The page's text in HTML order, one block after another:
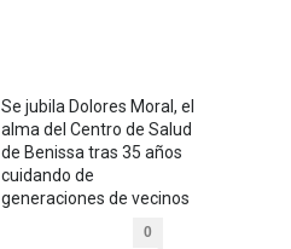
Se jubila Dolores Moral, el
alma del Centro de Salud
de Benissa tras 35 años
cuidando de
generaciones de vecinos
0